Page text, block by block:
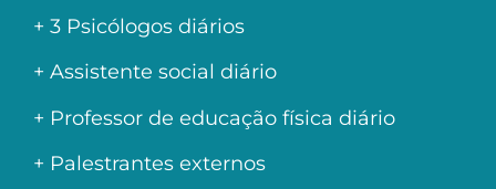
+ 3 Psicólogos diários
+ Assistente social diário
+ Professor de educação física diário
+ Palestrantes externos